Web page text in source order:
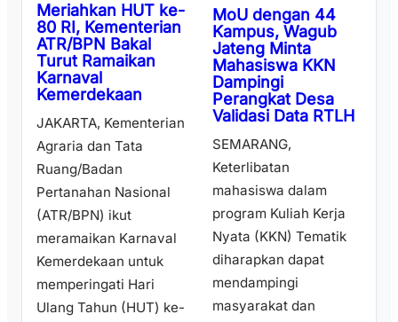
Meriahkan HUT ke-
80 RI, Kementerian
ATR/BPN Bakal
Turut Ramaikan
Karnaval
Kemerdekaan
JAKARTA, Kementerian
Agraria dan Tata
Ruang/Badan
Pertanahan Nasional
(ATR/BPN) ikut
meramaikan Karnaval
Kemerdekaan untuk
memperingati Hari
Ulang Tahun (HUT) ke-
MoU dengan 44
Kampus, Wagub
Jateng Minta
Mahasiswa KKN
Dampingi
Perangkat Desa
Validasi Data RTLH
SEMARANG,
Keterlibatan
mahasiswa dalam
program Kuliah Kerja
Nyata (KKN) Tematik
diharapkan dapat
mendampingi
masyarakat dan